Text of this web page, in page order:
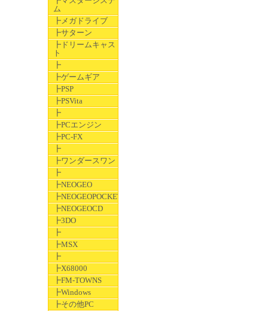
ム
┣メガドライブ
┣サターン
┣ドリームキャス
ト
┣
┣ゲームギア
┣PSP
┣PSVita
┣
┣PCエンジン
┣PC-FX
┣
┣ワンダースワン
┣
┣NEOGEO
┣NEOGEOPOCKET
┣NEOGEOCD
┣3DO
┣
┣MSX
┣
┣X68000
┣FM-TOWNS
┣Windows
┣その他PC